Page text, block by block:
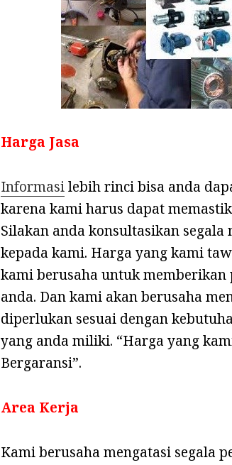
Harga Jasa
Informasilebih rinci bisa anda
karena kami harus dapat
Silakan anda konsultasikan
kepada kami. Harga yang kami
kami berusaha untuk
anda. Dan kami akan berusaha
diperlukan sesuai dengan
yang anda miliki. “Harga yang
Bergaransi”.
Area Kerja
Kami berusaha mengatasi segala